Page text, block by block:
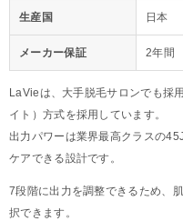
生産国 日本
メーカー保証 2年間
LaVieは、大手脱毛サロンでも採
イト）方式を採用しています。
出力パワーは業界最高クラスの
ケアできる設計です。
7段階に出力を調整できるため、
択できます。